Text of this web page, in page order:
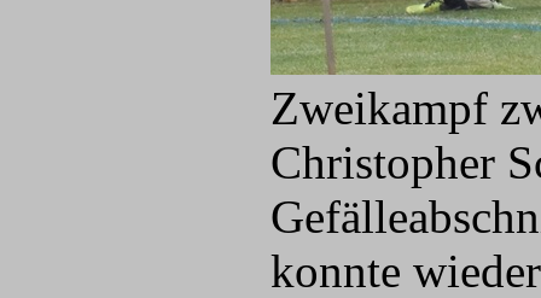
Zweikampf
Christopher
konnte